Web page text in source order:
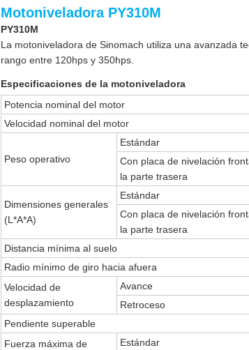
Motoniveladora PY310M
PY310M
La motoniveladora de Sinomach utiliza una avanzada
rango entre 120hps y 350hps.
Especificaciones de la motoniveladora
Potencia nominal del motor
Velocidad nominal del motor
Peso operativo
Estándar
Con placa de nivelación
la parte trasera
Dimensiones generales
(L*A*A)
Estándar
Con placa de nivelación
la parte trasera
Distancia mínima al suelo
Radio mínimo de giro hacia afuera
Velocidad de
desplazamiento
Avance
Retroceso
Pendiente superable
Fuerza máxima de
Estándar